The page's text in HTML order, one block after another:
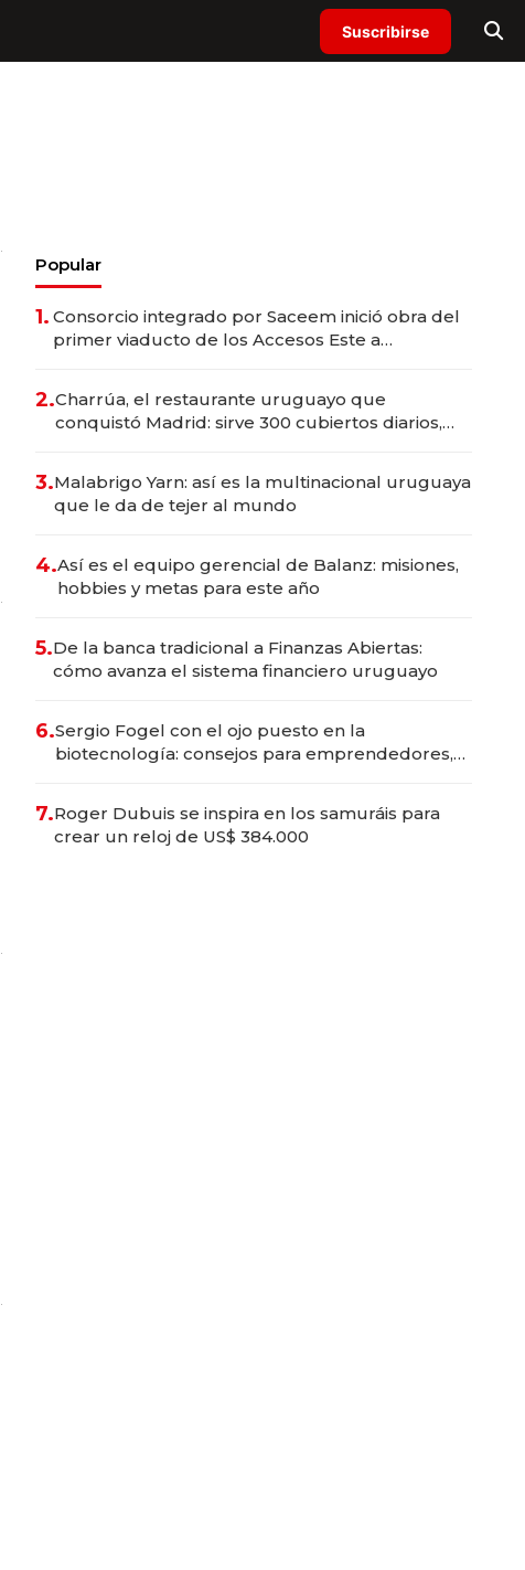
Suscribirse
Popular
1. Consorcio integrado por Saceem inició obra del
primer viaducto de los Accesos Este a
2.Charrúa, el restaurante uruguayo que
conquistó Madrid: sirve 300 cubiertos diarios,
3.Malabrigo Yarn: así es la multinacional uruguaya
que le da de tejer al mundo
4.Así es el equipo gerencial de Balanz: misiones,
hobbies y metas para este año
5.De la banca tradicional a Finanzas Abiertas:
cómo avanza el sistema financiero uruguayo
6.Sergio Fogel con el ojo puesto en la
biotecnología: consejos para emprendedores,
7.Roger Dubuis se inspira en los samuráis para
crear un reloj de US$ 384.000